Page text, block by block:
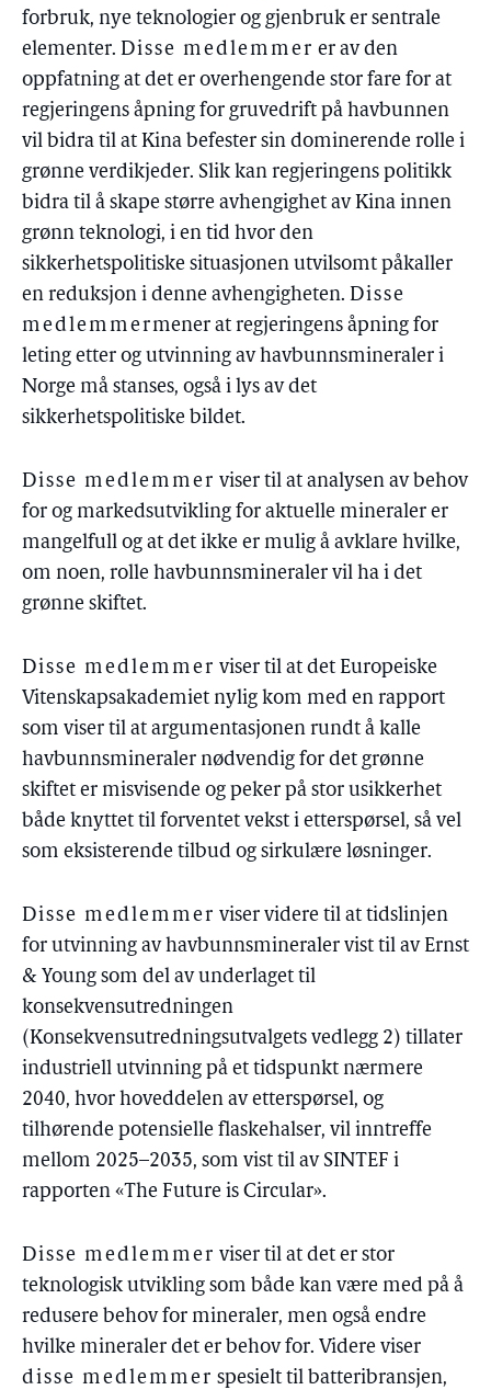
forbruk, nye teknologier og gjenbruk er sentrale
elementer. Disse medlemmer er av den
oppfatning at det er overhengende stor fare for at
regjeringens åpning for gruvedrift på havbunnen
vil bidra til at Kina befester sin dominerende rolle i
grønne verdikjeder. Slik kan regjeringens politikk
bidra til å skape større avhengighet av Kina innen
grønn teknologi, i en tid hvor den
sikkerhetspolitiske situasjonen utvilsomt påkaller
en reduksjon i denne avhengigheten. Disse
medlemmermener at regjeringens åpning for
leting etter og utvinning av havbunnsmineraler i
Norge må stanses, også i lys av det
sikkerhetspolitiske bildet.
Disse medlemmer viser til at analysen av behov
for og markedsutvikling for aktuelle mineraler er
mangelfull og at det ikke er mulig å avklare hvilke,
om noen, rolle havbunnsmineraler vil ha i det
grønne skiftet.
Disse medlemmer viser til at det Europeiske
Vitenskapsakademiet nylig kom med en rapport
som viser til at argumentasjonen rundt å kalle
havbunnsmineraler nødvendig for det grønne
skiftet er misvisende og peker på stor usikkerhet
både knyttet til forventet vekst i etterspørsel, så vel
som eksisterende tilbud og sirkulære løsninger.
Disse medlemmer viser videre til at tidslinjen
for utvinning av havbunnsmineraler vist til av Ernst
& Young som del av underlaget til
konsekvensutredningen
(Konsekvensutredningsutvalgets vedlegg 2) tillater
industriell utvinning på et tidspunkt nærmere
2040, hvor hoveddelen av etterspørsel, og
tilhørende potensielle flaskehalser, vil inntreffe
mellom 2025–2035, som vist til av SINTEF i
rapporten «The Future is Circular».
Disse medlemmer viser til at det er stor
teknologisk utvikling som både kan være med på å
redusere behov for mineraler, men også endre
hvilke mineraler det er behov for. Videre viser
disse medlemmer spesielt til batteribransjen,